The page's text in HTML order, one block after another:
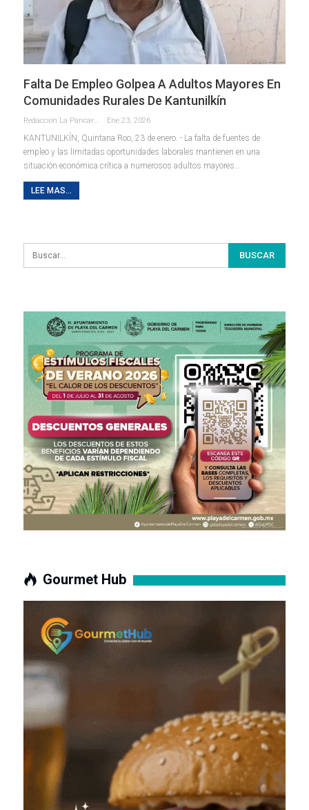
Falta De Empleo Golpea A Adultos Mayores En
Comunidades Rurales De Kantunilkín
Redaccion La Pancarta De Quintana Roo Ene 23, 2026
KANTUNILKÍN, Quintana Roo, 23 de enero. - La falta de fuentes de
empleo y las limitadas oportunidades laborales mantienen en una
situación económica crítica a numerosos adultos mayores…
LEE MAS...
Gourmet Hub